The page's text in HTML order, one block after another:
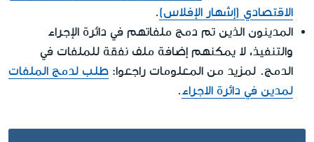
الاقتصادي (إشهار الإفلاس).
المدينون الذين تم دمج ملفاتهم في دائرة الإجراء
والتنفيذ، لا يمكنهم إضافة ملف نفقة للملفات في
الدمج. لمزيد من المعلومات راجعوا: طلب لدمج الملفات
لمدين في دائرة الاجراء.